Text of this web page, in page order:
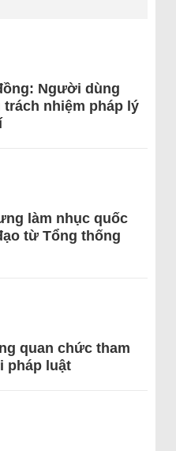
Người dùng
nhiệm pháp lý
làm nhục quốc
từ Tổng thống
quan chức tham
pháp luật